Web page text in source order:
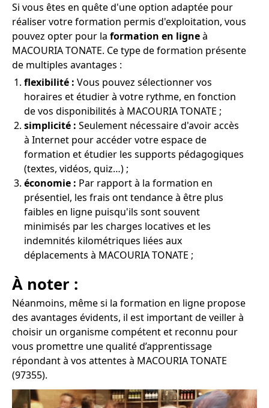
Si vous êtes en quête d'une option adaptée pour
réaliser votre formation permis d'exploitation, vous
pouvez opter pour la formation en ligneà
MACOURIA TONATE. Ce type de formation présente
de multiples avantages :
flexibilité : Vous pouvez sélectionner vos
horaires et étudier à votre rythme, en fonction
de vos disponibilités à MACOURIA TONATE ;
simplicité : Seulement nécessaire d'avoir accès
à Internet pour accéder votre espace de
formation et étudier les supports pédagogiques
(textes, vidéos, quiz…) ;
économie : Par rapport à la formation en
présentiel, les frais ont tendance à être plus
faibles en ligne puisqu'ils sont souvent
minimisés par les charges locatives et les
indemnités kilométriques liées aux
déplacements à MACOURIA TONATE ;
À noter :
Néanmoins, même si la formation en ligne propose
des avantages évidents, il est important de veiller à
choisir un organisme compétent et reconnu pour
vous promettre une qualité d’apprentissage
répondant à vos attentes à MACOURIA TONATE
(97355).